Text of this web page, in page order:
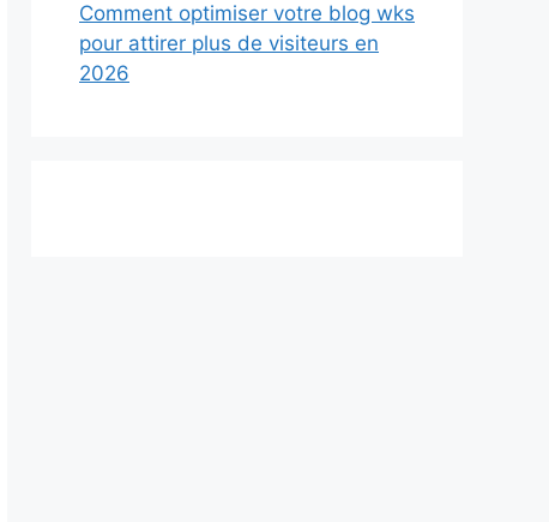
Comment optimiser votre blog wks
pour attirer plus de visiteurs en
2026